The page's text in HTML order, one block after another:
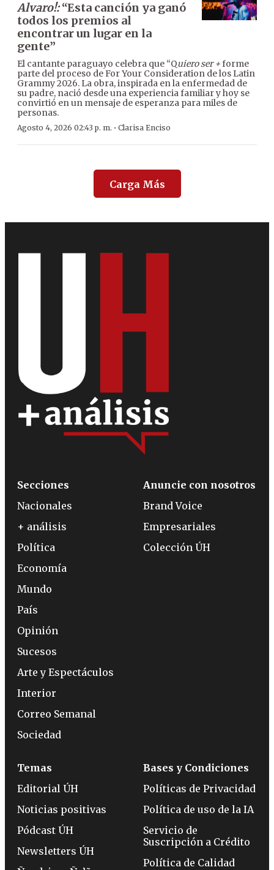
Alvaro!:“Esta canción ya ganó
todos los premios al
encontrar un lugar en la
gente”
El cantante paraguayo celebra que “Quiero ser +forme
parte del proceso de For Your Consideration de los Latin
Grammy 2026. La obra, inspirada en la enfermedad de
su padre, nació desde una experiencia familiar y hoy se
convirtió en un mensaje de esperanza para miles de
personas.
Agosto 4, 2026 02:43 p. m. · Clarisa Enciso
Carga Más
Secciones
Nacionales
+ análisis
Política
Economía
Mundo
País
Opinión
Sucesos
Arte y Espectáculos
Interior
Correo Semanal
Sociedad
Anuncie con nosotros
Brand Voice
Empresariales
Colección ÚH
Temas
Editorial ÚH
Noticias positivas
Pódcast ÚH
Newsletters ÚH
Bases y Condiciones
Políticas de Privacidad
Política de uso de la IA
Servicio de
Suscripción a Crédito
Política de Calidad